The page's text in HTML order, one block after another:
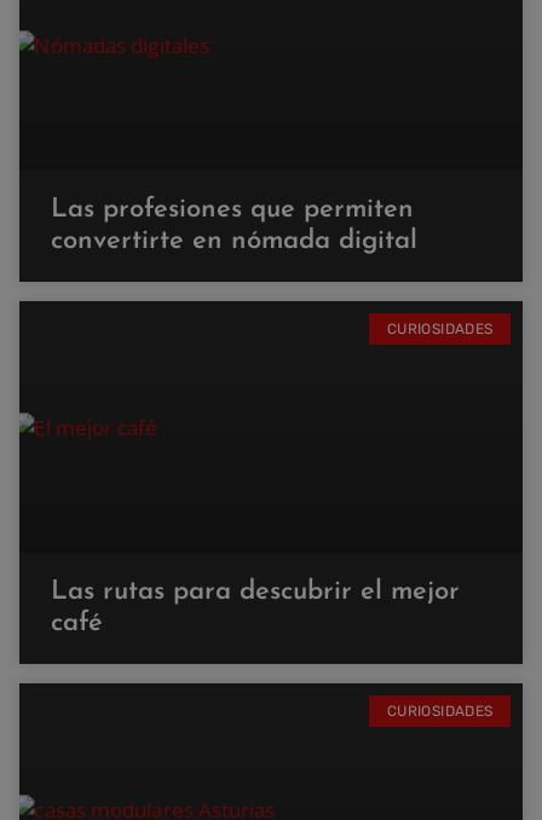
Las profesiones que permiten
convertirte en nómada digital
CURIOSIDADES
Las rutas para descubrir el mejor
café
CURIOSIDADES